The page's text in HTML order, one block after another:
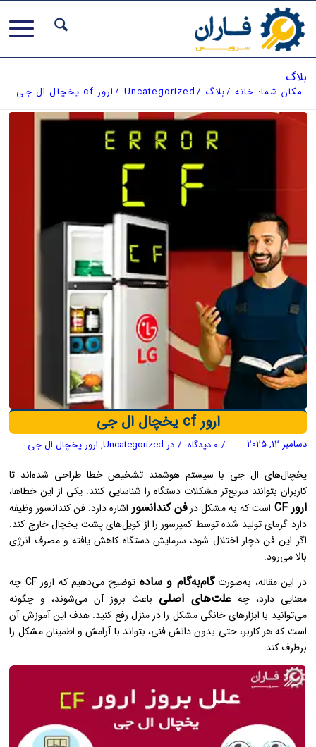
بلاگ
مکان شما: خانه /بلاگ /
Uncategorized
/ ارور cf یخچال ال جی
ارور cf یخچال ال جی
دسامبر 12, 2025 / 0 دیدگاه / در Uncategorized
, ارور یخچال ال جی
یخچال‌های ال جی با سیستم هوشمند تشخیص خطا طراحی شده‌اند تا
کاربران بتوانند سریع‌تر مشکلات دستگاه را شناسایی کنند. یکی از این خطاها،
ارور CF است که به مشکل درفن کندانسور اشاره دارد. فن کندانسور وظیفه
دارد گرمای تولید شده توسط کمپرسور را از کویل‌های پشت یخچال خارج کند.
اگر این فن دچار اختلال شود، سرمایش دستگاه کاهش یافته و مصرف انرژی
بالا می‌رود.
در این مقاله، به‌صورتگام‌به‌گام و ساده
توضیح می‌دهیم که ارور CF چه
معنایی دارد، چهعلت‌های اصلی باعث بروز آن می‌شوند، و چگونه
می‌توانید با ابزارهای خانگی مشکل را در منزل رفع کنید. هدف این آموزش آن
است که هر کاربر، حتی بدون دانش فنی، بتواند با آرامش و اطمینان مشکل را
برطرف کند.